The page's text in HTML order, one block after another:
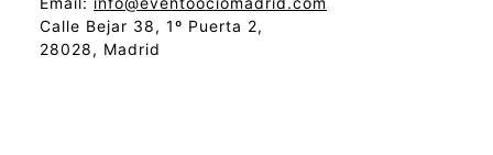
Calle Bejar 38, 1º Puerta 2,
28028, Madrid